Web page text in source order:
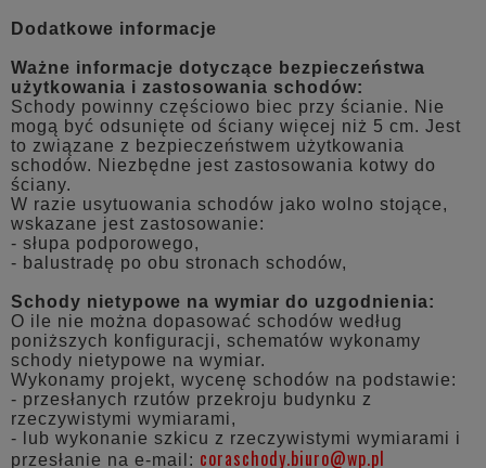
Dodatkowe informacje
Ważne informacje dotyczące bezpieczeństwa
użytkowania i zastosowania schodów:
Schody powinny częściowo biec przy ścianie. Nie
mogą być odsunięte od ściany więcej niż 5 cm. Jest
to związane z bezpieczeństwem użytkowania
schodów. Niezbędne jest zastosowania kotwy do
ściany.
W razie usytuowania schodów jako wolno stojące,
wskazane jest zastosowanie:
- słupa podporowego,
- balustradę po obu stronach schodów,
Schody nietypowe na wymiar do uzgodnienia:
O ile nie można dopasować schodów według
poniższych konfiguracji, schematów wykonamy
schody nietypowe na wymiar.
Wykonamy projekt, wycenę schodów na podstawie:
- przesłanych rzutów przekroju budynku z
rzeczywistymi wymiarami,
- lub wykonanie szkicu z rzeczywistymi wymiarami i
przesłanie na e-mail: coraschody.biuro@wp.pl